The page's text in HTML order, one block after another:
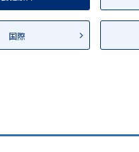
国際